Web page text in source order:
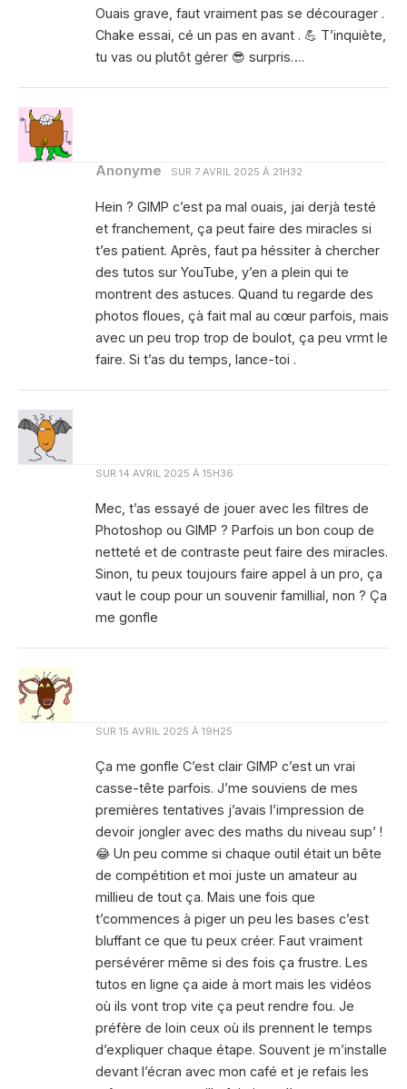
Ouais grave, faut vraiment pas se décourager .
Chake essai, cé un pas en avant . 💪 T’inquiète,
tu vas ou plutôt gérer 😎 surpris….
Anonyme SUR 7 AVRIL 2025 À 21H32
Hein ? GIMP c’est pa mal ouais, jai derjà testé
et franchement, ça peut faire des miracles si
t’es patient. Après, faut pa héssiter à chercher
des tutos sur YouTube, y’en a plein qui te
montrent des astuces. Quand tu regarde des
photos floues, çà fait mal au cœur parfois, mais
avec un peu trop trop de boulot, ça peu vrmt le
faire. Si t’as du temps, lance-toi .
SUR 14 AVRIL 2025 À 15H36
Mec, t’as essayé de jouer avec les filtres de
Photoshop ou GIMP ? Parfois un bon coup de
netteté et de contraste peut faire des miracles.
Sinon, tu peux toujours faire appel à un pro, ça
vaut le coup pour un souvenir famillial, non ? Ça
me gonfle
SUR 15 AVRIL 2025 À 19H25
Ça me gonfle C’est clair GIMP c’est un vrai
casse-tête parfois. J’me souviens de mes
premières tentatives j’avais l’impression de
devoir jongler avec des maths du niveau sup’ !
😂 Un peu comme si chaque outil était un bête
de compétition et moi juste un amateur au
millieu de tout ça. Mais une fois que
t’commences à piger un peu les bases c’est
bluffant ce que tu peux créer. Faut vraiment
persévérer même si des fois ça frustre. Les
tutos en ligne ça aide à mort mais les vidéos
où ils vont trop vite ça peut rendre fou. Je
préfère de loin ceux où ils prennent le temps
d’expliquer chaque étape. Souvent je m’installe
devant l’écran avec mon café et je refais les